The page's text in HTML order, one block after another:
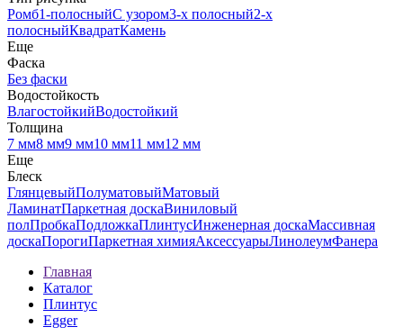
Ромб1-полосныйС узором3-х полосный2-х
полосныйКвадратКамень
Еще
Фаска
Без фаски
Водостойкость
ВлагостойкийВодостойкий
Толщина
7 мм8 мм9 мм10 мм11 мм12 мм
Еще
Блеск
ГлянцевыйПолуматовыйМатовый
ЛаминатПаркетная доскаВиниловый
полПробкаПодложкаПлинтусИнженерная доскаМассивная
доскаПорогиПаркетная химияАксессуарыЛинолеумФанера
Главная
Каталог
Плинтус
Egger